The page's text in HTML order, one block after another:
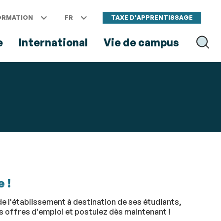
FR TAXE D'APPRENTISSAGE
International Vie de campus
!
l'établissement à destination de ses étudiants,
offres d'emploi et postulez dès maintenant !